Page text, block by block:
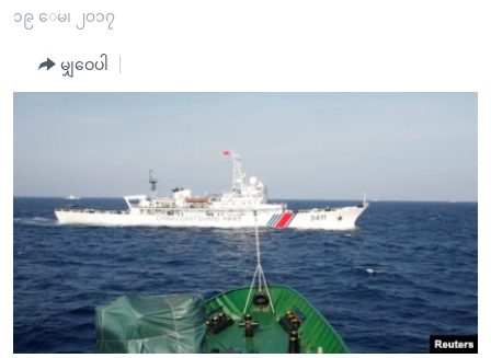
ပင်မ
ပင်မ
အ
ညွန်း
စာမျက်နှာ
သို့
ကျော်
အစ္စရေး-ပါလက်စတိုင်း
အင်္ဂလိပ်စာလေ့လာမယ်
ရုပ်ရှင်ထဲက အင်္ဂလိပ်စာ
သုတပဒေသာ အင်္ဂလိပ်စာ
တီဗွီ
ရေဒီယိုနှင့်ရုပ်သံ အချက်အလက်များ
ရေဒီယို/တီဗွီအစီအစဉ်
Learning English
ဗွီအိုအေ လူမှုကွန်ယက်များ
၁၉ ေမ၊ ၂၀၁၇
မျှဝေပါ